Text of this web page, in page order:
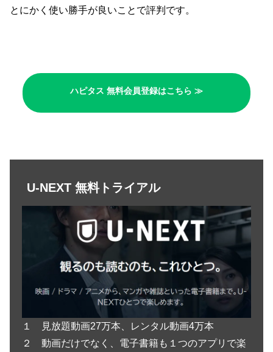
とにかく使い勝手が良いことで評判です。
ハピタス 無料会員登録はこちら ≫
U-NEXT 無料トライアル
１ 見放題動画27万本、レンタル動画4万本
２ 動画だけでなく、電子書籍も１つのアプリで楽